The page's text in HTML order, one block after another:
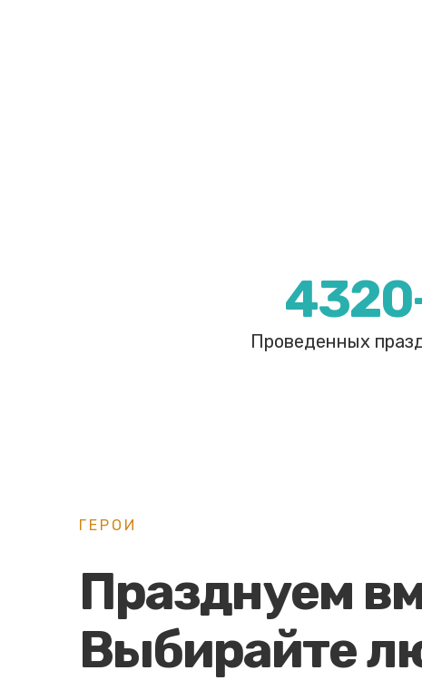
Проведенных
ГЕРОИ
Празднуем
Выбирайте